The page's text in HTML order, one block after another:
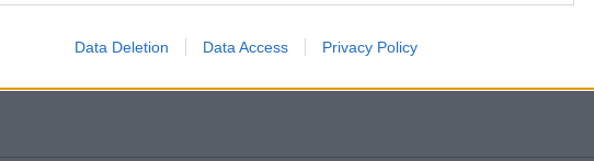
Data Deletion Data Access Privacy Policy
e ricevi le nostre email periodiche contenenti le ultime notizie pubblicate sul sito web!